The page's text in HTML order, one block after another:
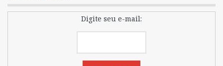
Digite seu e-mail: